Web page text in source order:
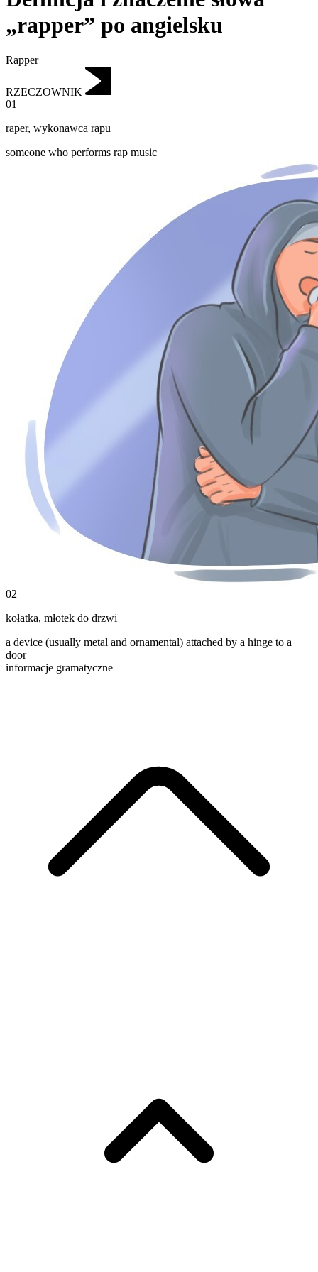
„rapper” po angielsku
Rapper
RZECZOWNIK
01
raper, wykonawca rapu
someone who performs rap music
02
kołatka, młotek do drzwi
a device (usually metal and ornamental) attached by a hinge to a
door
informacje gramatyczne